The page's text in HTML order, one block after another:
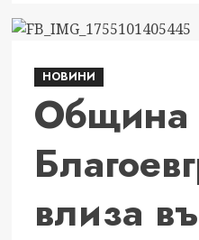
НОВИНИ
Община
влиза